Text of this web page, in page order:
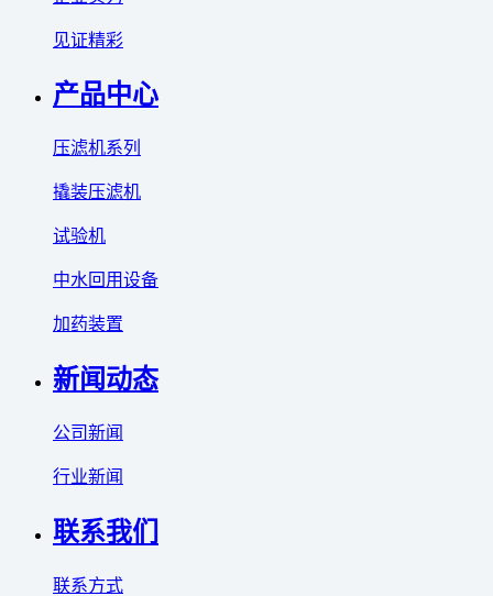
见证精彩
产品中心
压滤机系列
撬装压滤机
试验机
中水回用设备
加药装置
新闻动态
公司新闻
行业新闻
联系我们
联系方式